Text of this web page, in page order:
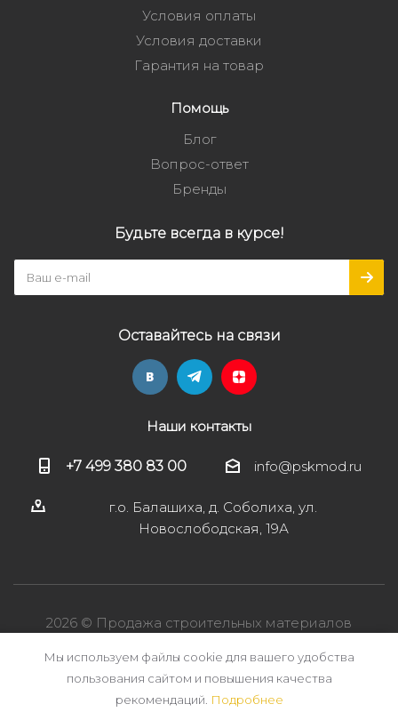
Условия оплаты
Условия доставки
Гарантия на товар
Помощь
Блог
Вопрос-ответ
Бренды
Будьте всегда в курсе!
Оставайтесь на связи
Наши контакты
+7 499 380 83 00 info@pskmod.ru
г.о. Балашиха, д. Соболиха, ул.
Новослободская, 19А
2026 © Продажа строительных материалов
Мы используем файлы cookie для вашего удобства
пользования сайтом и повышения качества
рекомендаций. Подробнее